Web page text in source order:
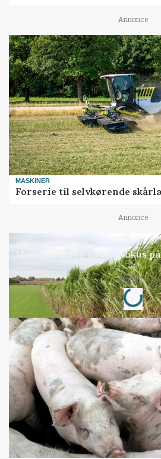
Annonce
MASKINER
Forserie til selvkørende
Annonce
ARRANGEMENT
Markvandring sætter fokus
Annonce
Loading...